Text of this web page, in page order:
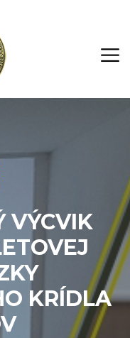
VÝCVIK
KRÍDLA